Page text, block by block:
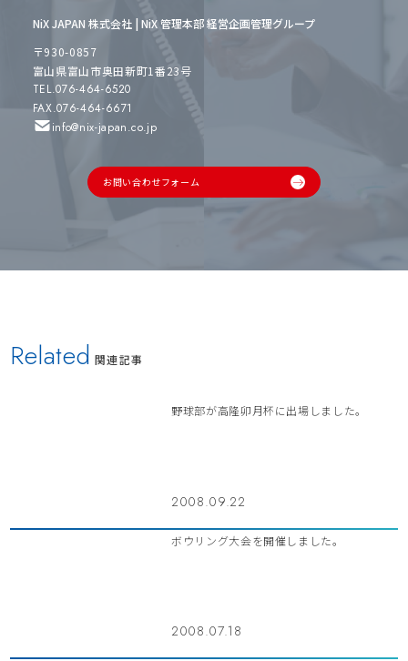
NiX JAPAN 株式会社 | NiX 管理本部 経営企画管理グループ
〒930-0857
富山県富山市奥田新町1番23号
TEL.076-464-6520
FAX.076-464-6671
info@nix-japan.co.jp
お問い合わせフォーム
Related 関連記事
野球部が高隆卯月杯に出場しました。
2008.09.22
ボウリング大会を開催しました。
2008.07.18